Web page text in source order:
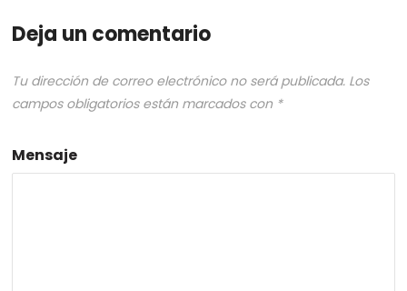
Deja un comentario
Tu dirección de correo electrónico no será publicada. Los
campos obligatorios están marcados con *
Mensaje